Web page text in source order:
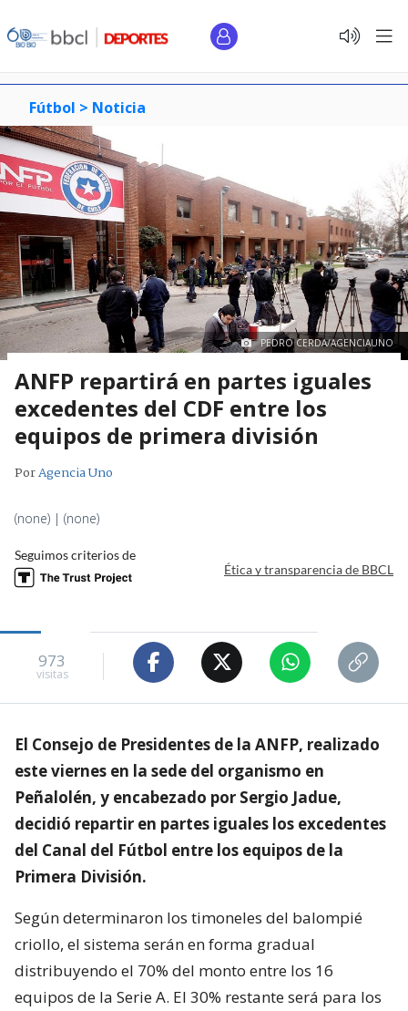
Fútbol > Noticia
PEDRO CERDA/AGENCIAUNO
ANFP repartirá en partes iguales
excedentes del CDF entre los
equipos de primera división
PorAgencia Uno
(none) | (none)
Seguimos criterios de
Ética y transparencia de BBCL
973
visitas
El Consejo de Presidentes de la ANFP, realizado
este viernes en la sede del organismo en
Peñalolén, y encabezado por Sergio Jadue,
decidió repartir en partes iguales los excedentes
del Canal del Fútbol entre los equipos de la
Primera División.
Según determinaron los timoneles del balompié
criollo, el sistema serán en forma gradual
distribuyendo el 70% del monto entre los 16
equipos de la Serie A. El 30% restante será para los